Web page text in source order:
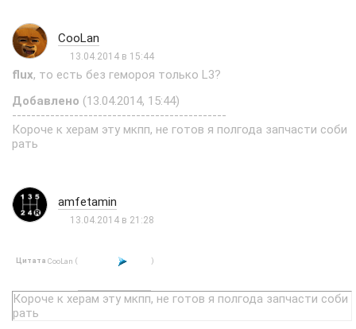
CooLan
13.04.2014 в 15:44
flux, то есть без гемороя только L3?
Добавлено (13.04.2014, 15:44)
---------------------------------------------
Короче к херам эту мкпп, не готов я полгода запчасти соби
рать
amfetamin
13.04.2014 в 21:28
Цитата CooLan ( )
Короче к херам эту мкпп, не готов я полгода запчасти соби
рать